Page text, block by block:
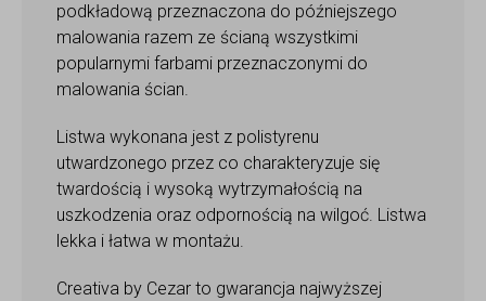
podkładową przeznaczona do późniejszego
malowania razem ze ścianą wszystkimi
popularnymi farbami przeznaczonymi do
malowania ścian.
Listwa wykonana jest z polistyrenu
utwardzonego przez co charakteryzuje się
twardością i wysoką wytrzymałością na
uszkodzenia oraz odpornością na wilgoć. Listwa
lekka i łatwa w montażu.
Creativa by Cezar to gwarancja najwyższej